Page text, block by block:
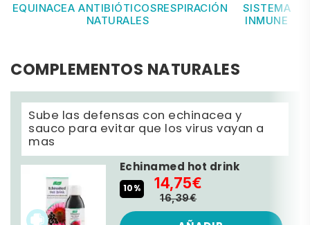
EQUINACEA ANTIBIÓTICOS
NATURALES
RESPIRACIÓN
SISTEMA
INMUNE
COMPLEMENTOS NATURALES
Sube las defensas con echinacea y
sauco para evitar que los virus vayan a
mas
Echinamed hot drink
10% 14,75€
16,39€